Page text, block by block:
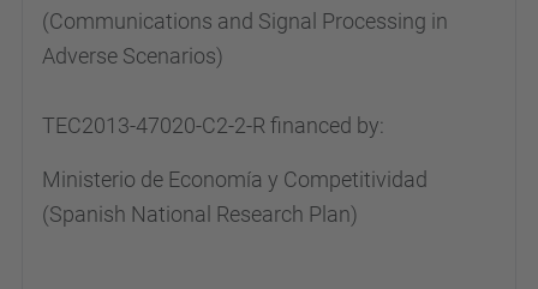
(Communications and Signal Processing in
Adverse Scenarios)
TEC2013-47020-C2-2-R financed by:
Ministerio de Economía y Competitividad
(Spanish National Research Plan)